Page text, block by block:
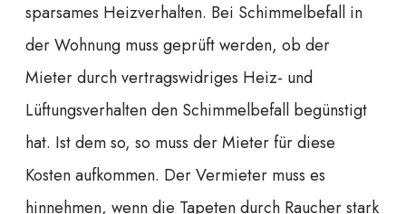
sparsames Heizverhalten. Bei Schimmelbefall in
der Wohnung muss geprüft werden, ob der
Mieter durch vertragswidriges Heiz- und
Lüftungsverhalten den Schimmelbefall begünstigt
hat. Ist dem so, so muss der Mieter für diese
Kosten aufkommen. Der Vermieter muss es
hinnehmen, wenn die Tapeten durch Raucher stark